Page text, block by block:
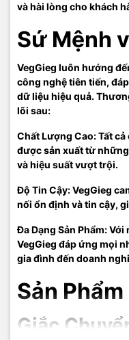
và hài lòng cho khách
Sứ Mệnh
VegGieg luôn hướng
công nghệ tiên tiến,
dữ liệu hiệu quả.
lõi sau:
Chất Lượng Cao: Tất cả
được sản xuất từ
và hiệu suất vượt trội.
Độ Tin Cậy: VegGieg
nối ổn định và tin cậy,
Đa Dạng Sản Phẩm:
VegGieg đáp ứng mọi
gia đình đến doanh
Sản
Giắc